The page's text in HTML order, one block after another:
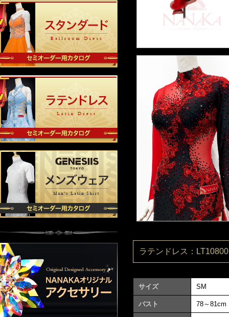
ラテンドレス：
サイズ SM
バスト 78～81cm